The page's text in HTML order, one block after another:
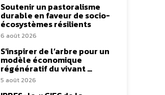
Soutenir un pastoralisme
durable en faveur de socio-
écosystèmes résilients
6 août 2026
S’inspirer de l’arbre pour un
modèle économique
régénératif du vivant …
5 août 2026